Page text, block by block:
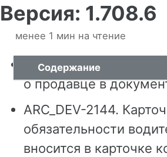
Версия: 1.708.6
менее 1 мин на чтение
Содержание
ARC_DEV-1961. API.
о продавце в
ARC_DEV-2144.
обязательности
вносится в карточке